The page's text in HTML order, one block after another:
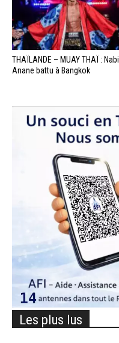
THAÏLANDE – MUAY THAÏ : Nabil
Anane battu à Bangkok
Les plus lus